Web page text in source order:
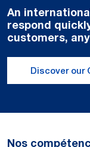
An
respond
customers,
Discover our
Nos